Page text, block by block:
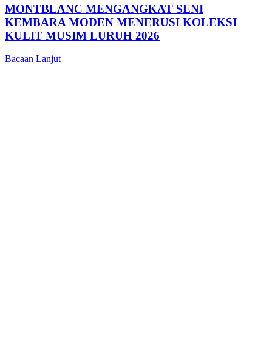
MONTBLANC MENGANGKAT SENI
KEMBARA MODEN MENERUSI KOLEKSI
KULIT MUSIM LURUH 2026
Bacaan Lanjut